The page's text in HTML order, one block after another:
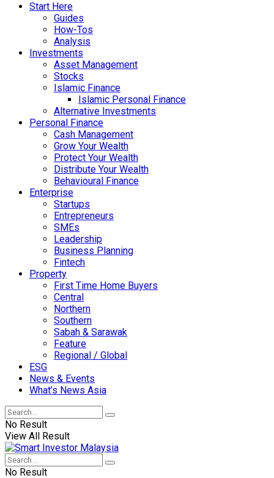
Start Here
Guides
How-Tos
Analysis
Investments
Asset Management
Stocks
Islamic Finance
Islamic Personal Finance
Alternative Investments
Personal Finance
Cash Management
Grow Your Wealth
Protect Your Wealth
Distribute Your Wealth
Behavioural Finance
Enterprise
Startups
Entrepreneurs
SMEs
Leadership
Business Planning
Fintech
Property
First Time Home Buyers
Central
Northern
Southern
Sabah & Sarawak
Feature
Regional / Global
ESG
News & Events
What’s News Asia
No Result
View All Result
No Result